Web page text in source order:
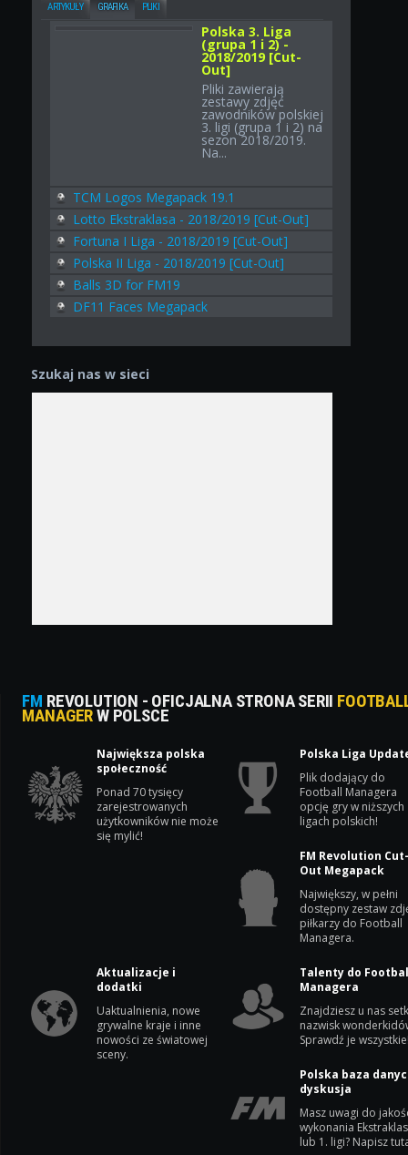
ARTYKUŁY GRAFIKA PLIKI
Polska 3. Liga
(grupa 1 i 2) -
2018/2019 [Cut-
Out]
Pliki zawierają
zestawy zdjęć
zawodników polskiej
3. ligi (grupa 1 i 2) na
sezon 2018/2019.
Na...
TCM Logos Megapack 19.1
Lotto Ekstraklasa - 2018/2019 [Cut-Out]
Fortuna I Liga - 2018/2019 [Cut-Out]
Polska II Liga - 2018/2019 [Cut-Out]
Balls 3D for FM19
DF11 Faces Megapack
Szukaj nas w sieci
FM REVOLUTION - OFICJALNA STRONA SERII
MANAGERW POLSCE
Największa polska
społeczność
Ponad 70 tysięcy
zarejestrowanych
użytkowników nie może
się mylić!
Polska Liga
Plik dodający do
Football Managera
opcję gry w niższych
ligach polskich!
FM Revolution
Out Megapack
Największy, w pełni
dostępny zestaw
piłkarzy do Football
Managera.
Aktualizacje i
dodatki
Uaktualnienia, nowe
grywalne kraje i inne
nowości ze światowej
sceny.
Talenty do
Managera
Znajdziesz u nas
nazwisk
Sprawdź je
Polska baza
dyskusja
Masz uwagi do
wykonania
lub 1. ligi? Napisz